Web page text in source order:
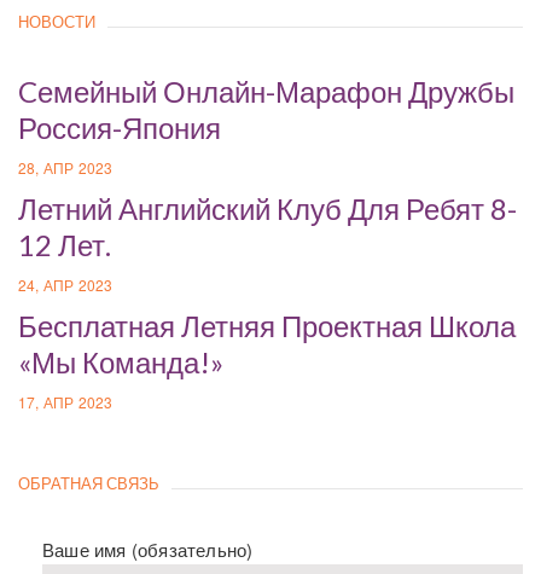
НОВОСТИ
Cемейный Онлайн-Марафон Дружбы
Россия-Япония
28, АПР 2023
Летний Английский Клуб Для Ребят 8-
12 Лет.
24, АПР 2023
Бесплатная Летняя Проектная Школа
«Мы Команда!»
17, АПР 2023
ОБРАТНАЯ СВЯЗЬ
Ваше имя (обязательно)